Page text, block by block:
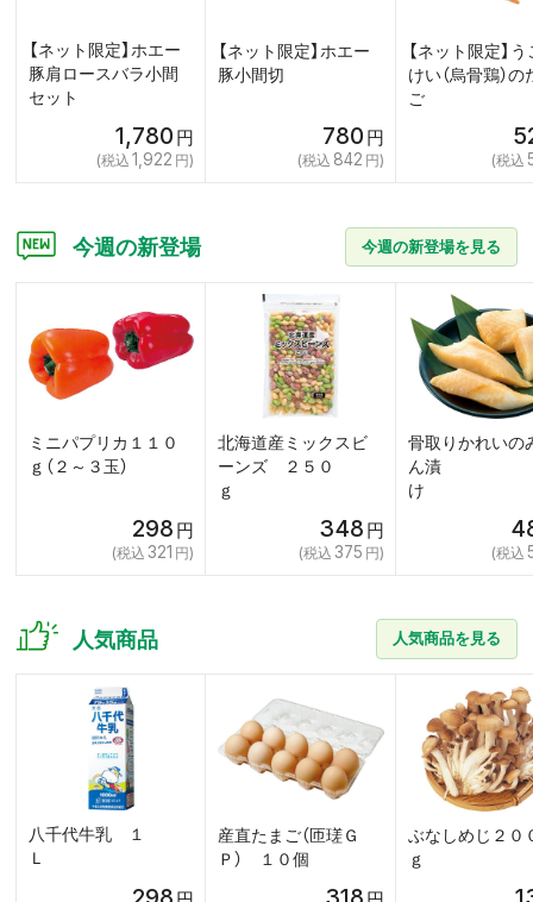
【ネット限定】ホエー
豚肩ロースバラ小間
セット
1,780
1,922
【ネット限定】ホエー
豚小間切
780
842
【ネット限定】
けい（烏骨鶏）の
ご
今週の新登場 今週の新登場を見る
ミニパプリカ１１０
ｇ（２～３玉）
298
321
北海道産ミックスビ
ーンズ ２５０
ｇ
348
375
骨取りかれいの
ん漬
人気商品 人気商品を見る
八千代牛乳 １
Ｌ
産直たまご（匝瑳Ｇ
Ｐ） １０個
ぶなしめじ２０